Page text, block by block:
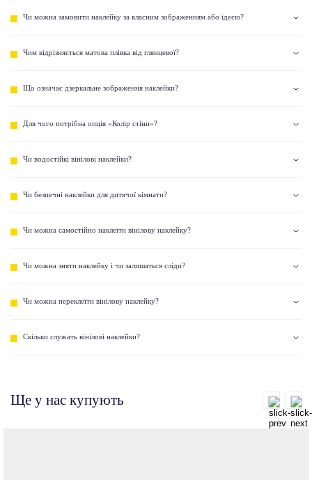
Чи можна замовити наклейку за власним зображенням або ідеєю?
Чим відрізняється матова плівка від глянцевої?
Що означає дзеркальне зображення наклейки?
Для чого потрібна опція «Колір стіни»?
Чи водостійкі вінілові наклейки?
Чи безпечні наклейки для дитячої кімнати?
Чи можна самостійно наклеїти вінілову наклейку?
Чи можна зняти наклейку і чи залишаться сліди?
Чи можна переклеїти вінілову наклейку?
Скільки служать вінілові наклейки?
Ще у нас купують